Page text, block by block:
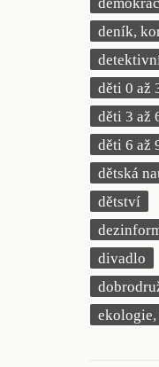
deník,
děti 0 až
děti 3 až
děti 6 až
dětská
dětství
divadlo